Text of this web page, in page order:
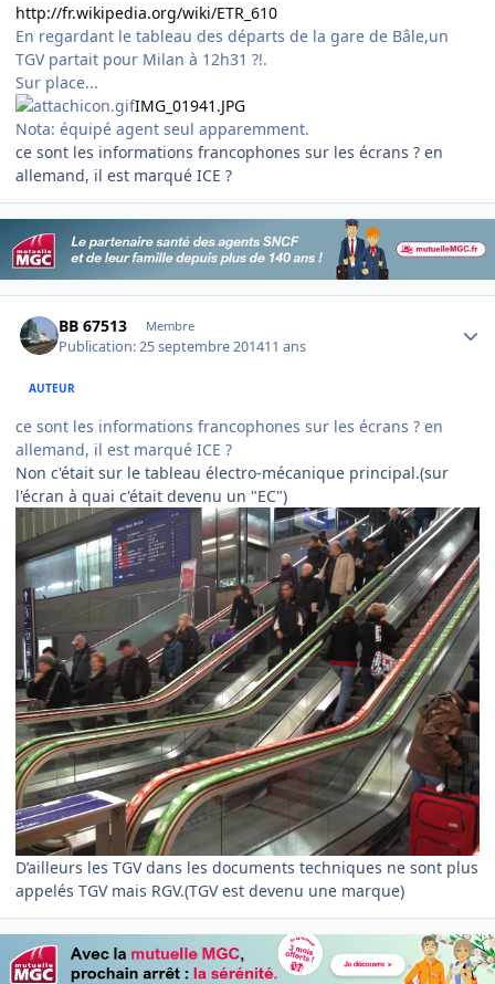
http://fr.wikipedia.org/wiki/ETR_610
En regardant le tableau des départs de la gare de Bâle,un
TGV partait pour Milan à 12h31 ?!.
Sur place...
IMG_01941.JPG
Nota: équipé agent seul apparemment.
ce sont les informations francophones sur les écrans ? en
allemand, il est marqué ICE ?
BB 67513 Membre
Publication:25 septembre 201411 ans
AUTEUR
ce sont les informations francophones sur les écrans ? en
allemand, il est marqué ICE ?
Non c'était sur le tableau électro-mécanique principal.(sur
l'écran à quai c'était devenu un "EC")
D’ailleurs les TGV dans les documents techniques ne sont plus
appelés TGV mais RGV.(TGV est devenu une marque)